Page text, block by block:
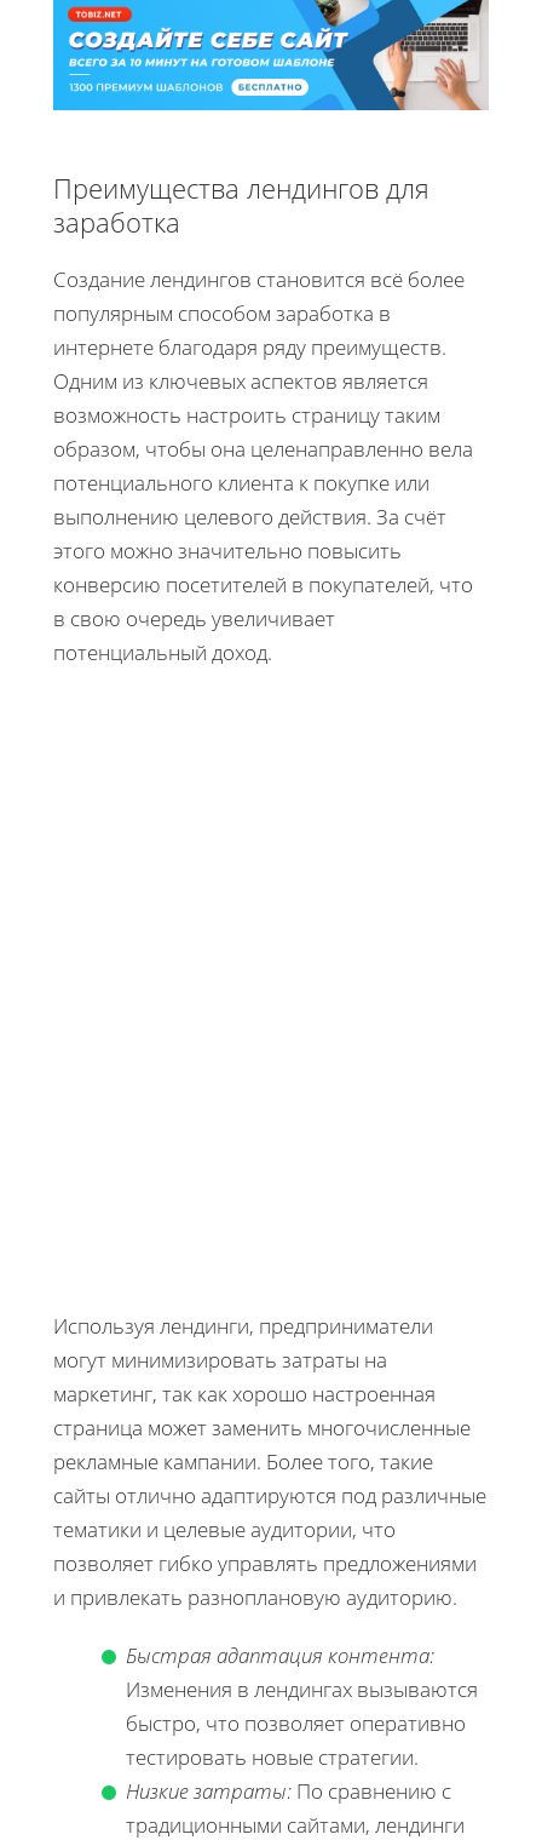
Преимущества лендингов для
заработка
Создание лендингов становится всё более
популярным способом заработка в
интернете благодаря ряду преимуществ.
Одним из ключевых аспектов является
возможность настроить страницу таким
образом, чтобы она целенаправленно вела
потенциального клиента к покупке или
выполнению целевого действия. За счёт
этого можно значительно повысить
конверсию посетителей в покупателей, что
в свою очередь увеличивает
потенциальный доход.
Используя лендинги, предприниматели
могут минимизировать затраты на
маркетинг, так как хорошо настроенная
страница может заменить многочисленные
рекламные кампании. Более того, такие
сайты отлично адаптируются под различные
тематики и целевые аудитории, что
позволяет гибко управлять предложениями
и привлекать разноплановую аудиторию.
Быстрая адаптация контента:
Изменения в лендингах вызываются
быстро, что позволяет оперативно
тестировать новые стратегии.
Низкие затраты: По сравнению с
традиционными сайтами, лендинги